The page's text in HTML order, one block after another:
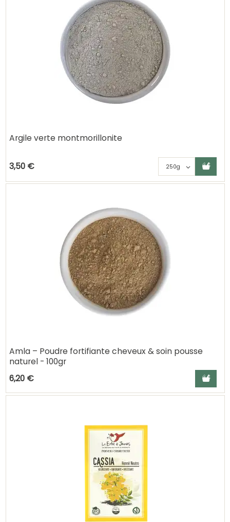
Argile verte montmorillonite
3,50 € Ajouter au panier
Amla – Poudre fortifiante cheveux & soin pousse
naturel - 100gr
6,20 €
Ajouter